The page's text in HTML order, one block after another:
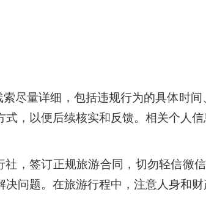
尽量详细，包括违规行为的具体时
，以便后续核实和反馈。相关个人
，签订正规旅游合同，切勿轻信微
问题。在旅游行程中，注意人身和